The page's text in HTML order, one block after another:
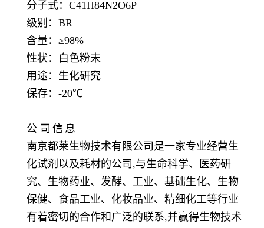
分子式： C41H84N2O6P
级别： BR
含量： ≥98%
性状：白色粉末
用途：生化研究
保存： -20℃
公 司 信 息
南京都莱生物技术有限公司是一家专业经营生
化试剂以及耗材的公司,与生命科学、医药研
究、生物药业、发酵、工业、基础生化、生物
保健、食品工业、化妆品业、精细化工等行业
有着密切的合作和广泛的联系,并赢得生物技术